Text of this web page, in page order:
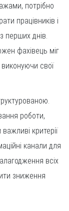
потрібно
працівників і
перших днів.
фахівець міг
свої
роботи,
критерії
канали для
всіх
зниження